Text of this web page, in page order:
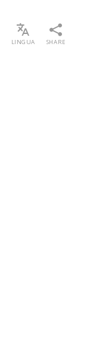
LINGUA SHARE